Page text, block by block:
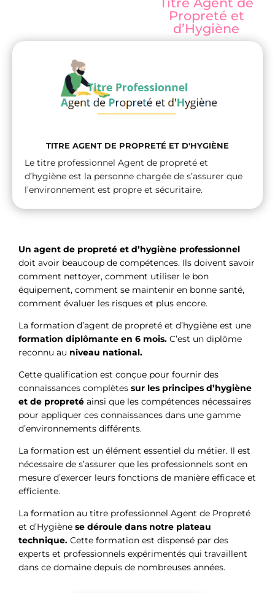
Propreté et
d’Hygiène
TITRE AGENT DE PROPRETÉ ET D'HYGIÈNE
Le titre professionnel Agent de propreté et
d’hygiène est la personne chargée de s’assurer que
l’environnement est propre et sécuritaire.
Un agent de propreté et d’hygiène professionnel
doit avoir beaucoup de compétences. Ils doivent savoir
comment nettoyer, comment utiliser le bon
équipement, comment se maintenir en bonne santé,
comment évaluer les risques et plus encore.
La formation d’agent de propreté et d’hygiène est une
formation diplômante en 6 mois. C’est un diplôme
reconnu au niveau national.
Cette qualification est conçue pour fournir des
connaissances complètes sur les principes d’hygiène
et de propreté ainsi que les compétences nécessaires
pour appliquer ces connaissances dans une gamme
d’environnements différents.
La formation est un élément essentiel du métier. Il est
nécessaire de s’assurer que les professionnels sont en
mesure d’exercer leurs fonctions de manière efficace et
efficiente.
La formation au titre professionnel Agent de Propreté
et d’Hygiène se déroule dans notre plateau
technique. Cette formation est dispensé par des
experts et professionnels expérimentés qui travaillent
dans ce domaine depuis de nombreuses années.